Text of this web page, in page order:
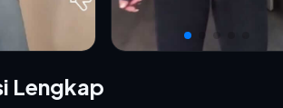
Lengkap